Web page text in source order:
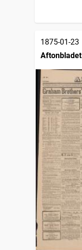
1875-01-23
Aftonbladet